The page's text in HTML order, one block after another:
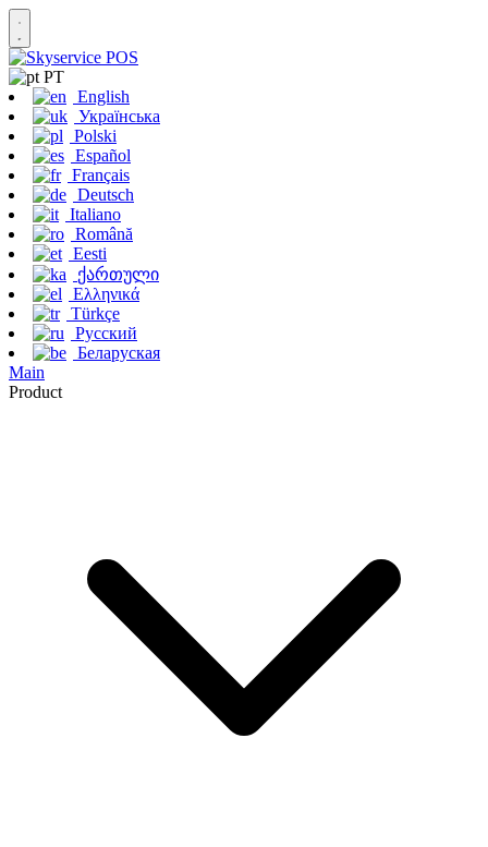
PT
English
Українська
Polski
Español
Français
Deutsch
Italiano
Română
Eesti
ქართული
Ελληνικά
Türkçe
Русский
Беларуская
Main
Product